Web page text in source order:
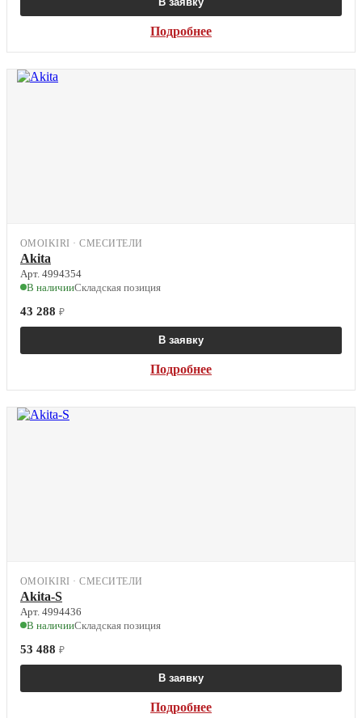
Подробнее
OMOIKIRI · СМЕСИТЕЛИ
Akita
Арт. 4994354
В наличииСкладская позиция
43 288 ₽
В заявку
Подробнее
OMOIKIRI · СМЕСИТЕЛИ
Akita-S
Арт. 4994436
В наличииСкладская позиция
53 488 ₽
В заявку
Подробнее